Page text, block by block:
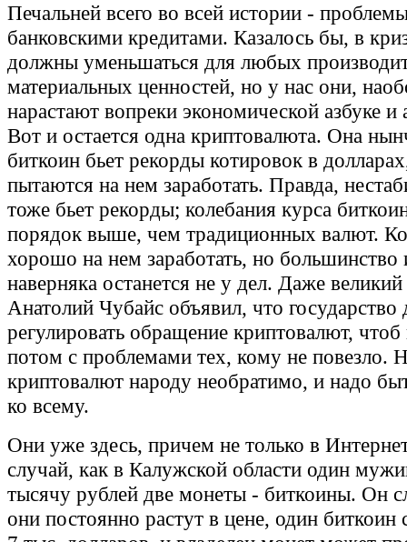
Печальней всего во всей истории -
банковскими кредитами. Казалось бы, в
должны уменьшаться для любых
материальных ценностей, но у нас они,
нарастают вопреки экономической азбуке и
Вот и остается одна криптовалюта. Она
биткоин бьет рекорды котировок в
пытаются на нем заработать. Правда,
тоже бьет рекорды; колебания курса
порядок выше, чем традиционных валют.
хорошо на нем заработать, но большинство
наверняка останется не у дел. Даже
Анатолий Чубайс объявил, что
регулировать обращение криптовалют,
потом с проблемами тех, кому не повезло.
криптовалют народу необратимо, и надо
ко всему.
Они уже здесь, причем не только в
случай, как в Калужской области один
тысячу рублей две монеты - биткоины. Он
они постоянно растут в цене, один биткоин